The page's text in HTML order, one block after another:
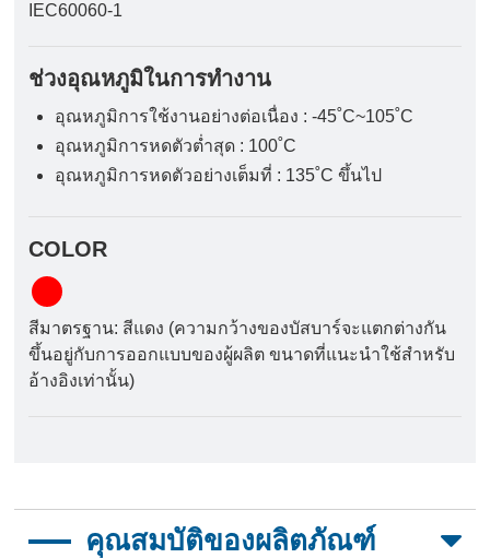
IEC60060-1
ช่วงอุณหภูมิในการทำงาน
อุณหภูมิการใช้งานอย่างต่อเนื่อง : -45˚C~105˚C
อุณหภูมิการหดตัวต่ำสุด : 100˚C
อุณหภูมิการหดตัวอย่างเต็มที่ : 135˚C ขึ้นไป
COLOR
สีมาตรฐาน: สีแดง (ความกว้างของบัสบาร์จะแตกต่างกัน
ขึ้นอยู่กับการออกแบบของผู้ผลิต ขนาดที่แนะนำใช้สำหรับ
อ้างอิงเท่านั้น)
คุณสมบัติของผลิตภัณฑ์